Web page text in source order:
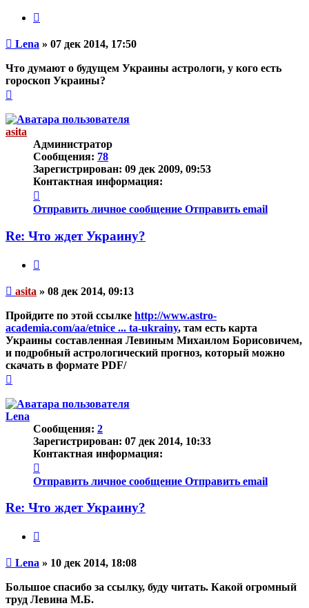
Непрочитанное
сообщение
Lena » 07 дек 2014, 17:50
Что думают о будущем Украины астрологи, у кого есть
гороскоп Украины?
началу
asita
Администратор
Сообщения: 78
Зарегистрирован: 09 дек 2009, 09:53
Контактная информация:
информация
пользователя
Отправить личное сообщение Отправить email
Re: Что ждет Украину?
Непрочитанное
сообщение
asita » 08 дек 2014, 09:13
Пройдите по этой ссылке http://www.astro-
academia.com/aa/etnice ... ta-ukrainy, там есть карта
Украины составленная Левиным Михаилом Борисовичем,
и подробный астрологический прогноз, который можно
скачать в формате PDF/
началу
Lena
Сообщения: 2
Зарегистрирован: 07 дек 2014, 10:33
Контактная информация:
информация
пользователя
Отправить личное сообщение Отправить email
Re: Что ждет Украину?
Непрочитанное
сообщение
Lena » 10 дек 2014, 18:08
Большое спасибо за ссылку, буду читать. Какой огромный
труд Левина М.Б.